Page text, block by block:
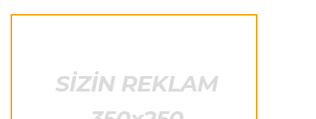
bənzəyir"